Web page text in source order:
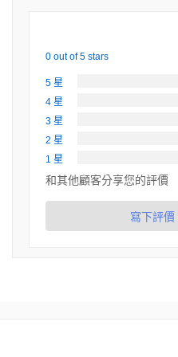
0 out of 5 stars
5 星
4 星
3 星
2 星
1 星
和其他顧客分享您的評價
寫下評價